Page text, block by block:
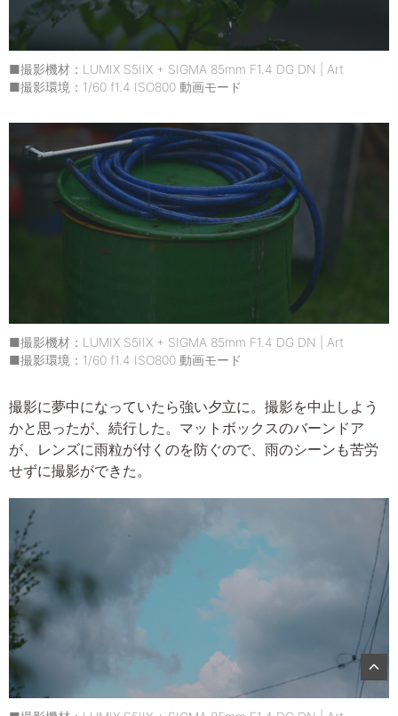
■撮影機材：LUMIX S5IIX + SIGMA 85mm F1.4 DG DN | Art
■撮影環境：1/60 f1.4 ISO800 動画モード
■撮影機材：LUMIX S5IIX + SIGMA 85mm F1.4 DG DN | Art
■撮影環境：1/60 f1.4 ISO800 動画モード
撮影に夢中になっていたら強い夕立に。撮影を中止しよう
かと思ったが、続行した。マットボックスのバーンドア
が、レンズに雨粒が付くのを防ぐので、雨のシーンも苦労
せずに撮影ができた。